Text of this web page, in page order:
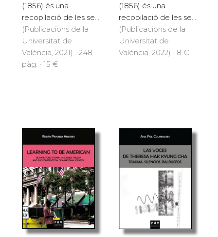
(1856) és una
recopilació de les se...
(Publicacions de la
Universitat de
València, 2021) · 248
pàg. · 15 €
(1856) és una
recopilació de les se...
(Publicacions de la
Universitat de
València, 2022) · 8 €